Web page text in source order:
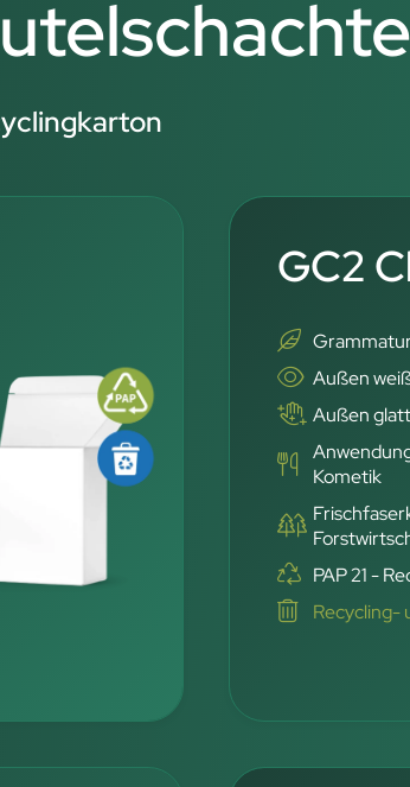
GC2
Außen
Außen
Kometik
PAP 21 -
Recycling-